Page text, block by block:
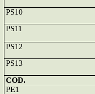
PS10
PS11
PS12
PS13
COD.
PE1